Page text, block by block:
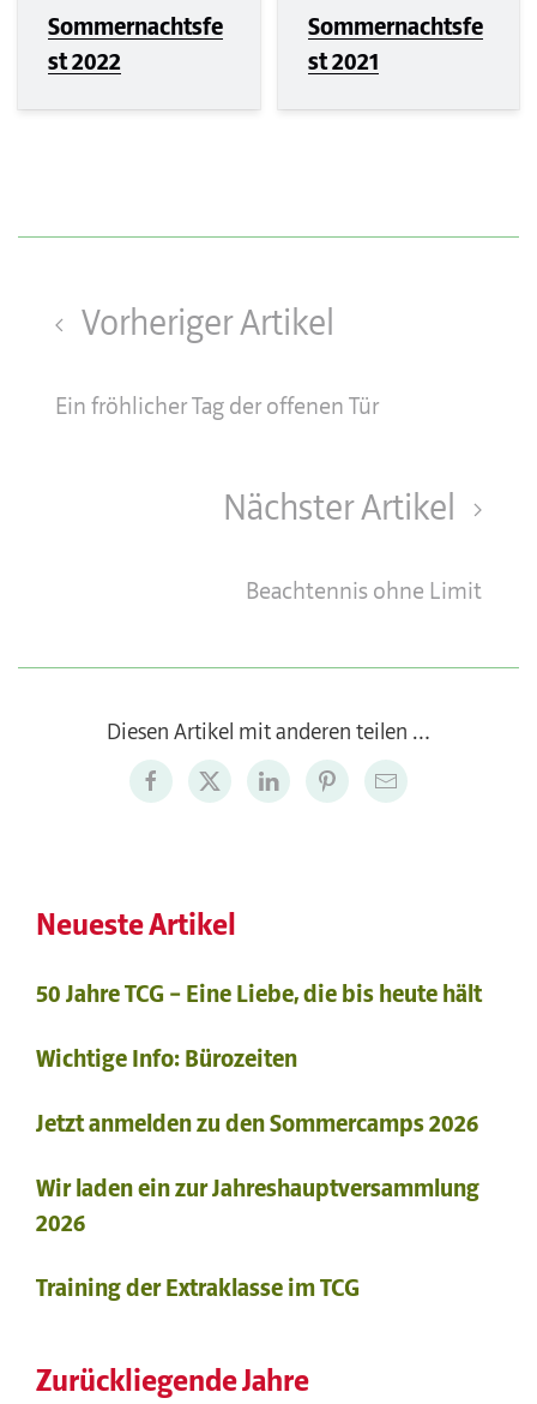
Sommernachtsfe
st 2022
Sommernachtsfe
st 2021
Vorheriger Artikel
Ein fröhlicher Tag der offenen Tür
Nächster Artikel
Beachtennis ohne Limit
Diesen Artikel mit anderen teilen …
Neueste Artikel
50 Jahre TCG – Eine Liebe, die bis heute hält
Wichtige Info: Bürozeiten
Jetzt anmelden zu den Sommercamps 2026
Wir laden ein zur Jahreshauptversammlung
2026
Training der Extraklasse im TCG
Zurückliegende Jahre